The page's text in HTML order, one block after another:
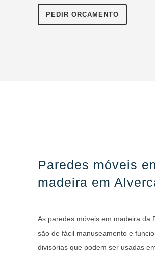
PEDIR ORÇAMENTO
Paredes móveis
madeira em
As paredes móveis em madeira da
são de fácil manuseamento e
divisórias que podem ser usadas